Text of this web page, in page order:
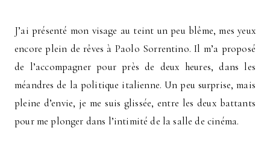
J’ai présenté mon visage au teint un peu blême, mes yeux
encore plein de rêves à Paolo Sorrentino. Il m’a proposé
de l’accompagner pour près de deux heures, dans les
méandres de la politique italienne. Un peu surprise, mais
pleine d’envie, je me suis glissée, entre les deux battants
pour me plonger dans l’intimité de la salle de cinéma.